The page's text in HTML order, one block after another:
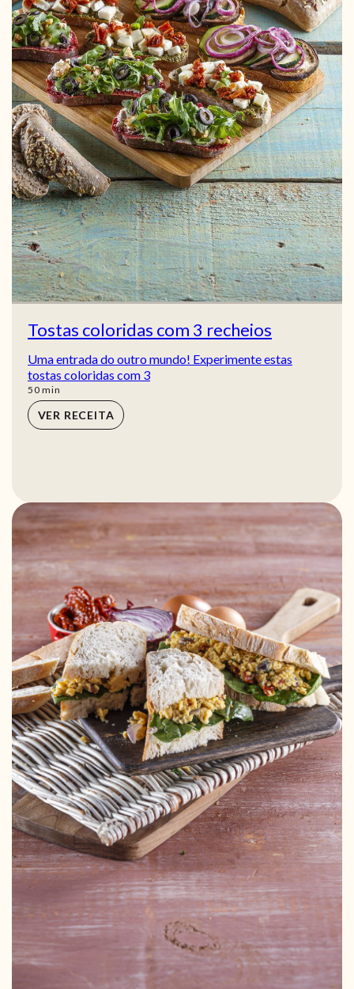
Tostas coloridas com 3 recheios
Uma entrada do outro mundo! Experimente estas
tostas coloridas com 3
50min
min
VER RECEITA